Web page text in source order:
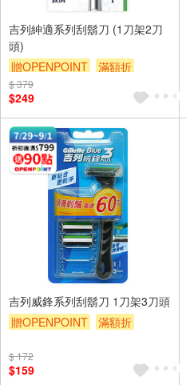
吉列紳適系列刮鬍刀 (1刀架2刀
頭)
贈OPENPOINT
滿額折
贈$200
$ 379
$249
吉列威鋒系列刮鬍刀 1刀架3刀頭
贈OPENPOINT
滿額折
$ 172
$159